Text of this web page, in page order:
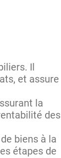
Il
et assure
la
des
biens à la
étapes de